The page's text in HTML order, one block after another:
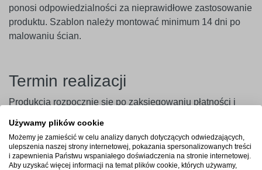
ponosi odpowiedzialności za nieprawidłowe zastosowanie
produktu. Szablon należy montować minimum 14 dni po
malowaniu ścian.
Termin realizacji
Produkcja rozpocznie się po zaksięgowaniu płatności i
kurierska zostanie wysłana na wskazany adres, a jej
doręczenie zajmie maksymalnie 2 dni robocze od
momentu nadania.
Używamy plików cookie
Możemy je zamieścić w celu analizy danych dotyczących odwiedzających,
ulepszenia naszej strony internetowej, pokazania spersonalizowanych treści
i zapewnienia Państwu wspaniałego doświadczenia na stronie internetowej.
Aby uzyskać więcej informacji na temat plików cookie, których używamy,